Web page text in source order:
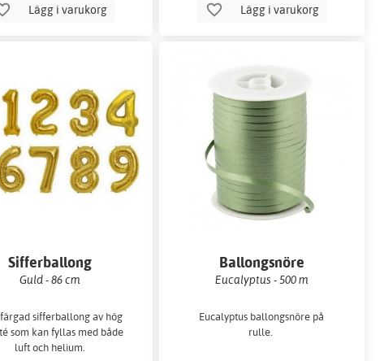
Lägg i varukorg Lägg i varukorg
Sifferballong
Guld - 86 cm
sifferballong av hög
som kan fyllas med både
luft och helium.
Ballongsnöre
Eucalyptus - 500 m
Eucalyptus ballongsnöre på
rulle.